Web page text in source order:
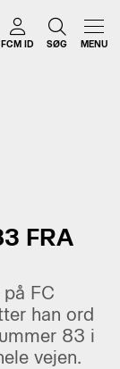
FCM ID SØG MENU
FRA
FC
han ord
83 i
vejen.